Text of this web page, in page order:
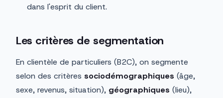
dans l'esprit du client.
Les critères de segmentation
En clientèle de particuliers (B2C), on segmente
selon des critères sociodémographiques (âge,
sexe, revenus, situation), géographiques (lieu),